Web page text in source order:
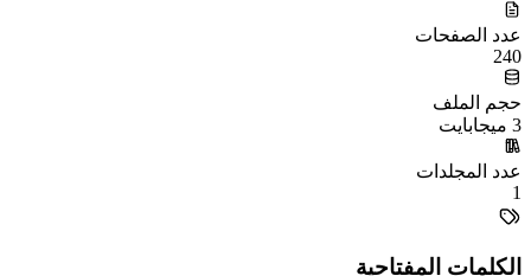
عدد الصفحات
240
حجم الملف
3 ميجابايت
عدد المجلدات
1
الكلمات المفتاحية